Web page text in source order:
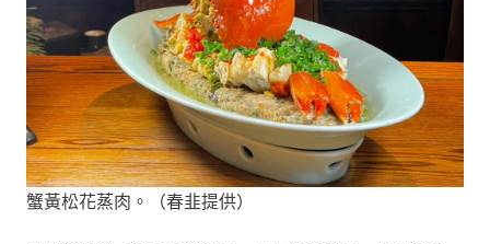
蟹黃松花蒸肉。（春韭提供）